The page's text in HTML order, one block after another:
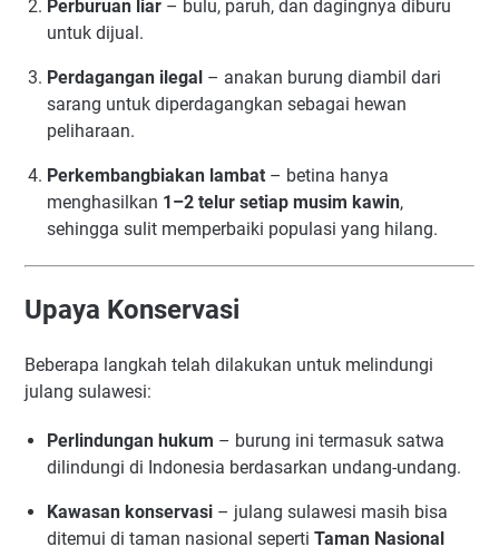
Perburuan liar – bulu, paruh, dan dagingnya diburu
untuk dijual.
Perdagangan ilegal – anakan burung diambil dari
sarang untuk diperdagangkan sebagai hewan
peliharaan.
Perkembangbiakan lambat – betina hanya
menghasilkan 1–2 telur setiap musim kawin,
sehingga sulit memperbaiki populasi yang hilang.
Upaya Konservasi
Beberapa langkah telah dilakukan untuk melindungi
julang sulawesi:
Perlindungan hukum – burung ini termasuk satwa
dilindungi di Indonesia berdasarkan undang-undang.
Kawasan konservasi – julang sulawesi masih bisa
ditemui di taman nasional seperti Taman Nasional